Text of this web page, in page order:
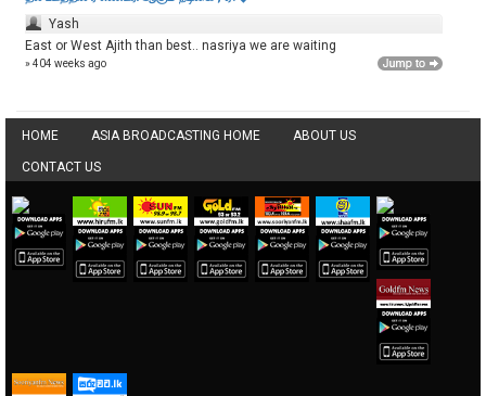
Yash
East or West Ajith than best.. nasriya we are waiting
» 404 weeks ago
HOME ASIA BROADCASTING HOME ABOUT US
CONTACT US